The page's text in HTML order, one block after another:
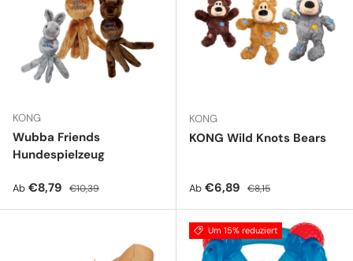
KONG
Wubba Friends
Hundespielzeug
Verkaufspreis
Ab €8,79 Normaler Preis
€10,39
KONG
KONG Wild Knots Bears
Verkaufspreis
Ab €6,89 Normaler Preis
€8,15
Um 15% reduziert